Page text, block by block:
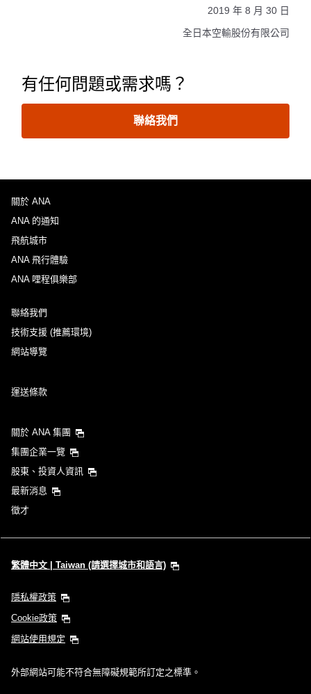
2019 年 8 月 30 日
全日本空輸股份有限公司
有任何問題或需求嗎？
聯絡我們
關於 ANA
ANA 的通知
飛航城市
ANA 飛行體驗
ANA 哩程俱樂部
聯絡我們
技術支援 (推薦環境)
網站導覽
運送條款
關於 ANA 集團
集團企業一覽
股東、投資人資訊
最新消息
徵才
繁體中文 | Taiwan (請選擇城市和語言)
隱私權政策
Cookie政策
網站使用規定
外部網站可能不符合無障礙規範所訂定之標準。